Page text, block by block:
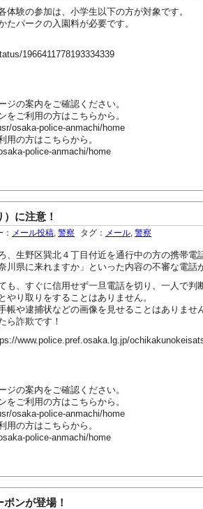
験の参加は、小学生以下の方が対象です。
パークの入園料が必要です。
1966411778193334339
ジの案内をご確認ください。
をご利用の方はこちらから。
osaka-police-anmachi/home
用の方はこちらから。
police-anmachi/home
に注意！
メール投稿 警察 タグ： メール 警察
生野区巽北４丁目付近を通行中の方の携帯
川県に来れますか」といった内容の不審な電話
、すぐに信用せず一旦電話を切り、一人で判
り取りをすることはありません。
や逮捕状などの画像を見せることはありません
ら詐欺です！
www.police.pref.osaka.lg.jp/
ジの案内をご確認ください。
をご利用の方はこちらから。
osaka-police-anmachi/home
用の方はこちらから。
police-anmachi/home
ンが登場！